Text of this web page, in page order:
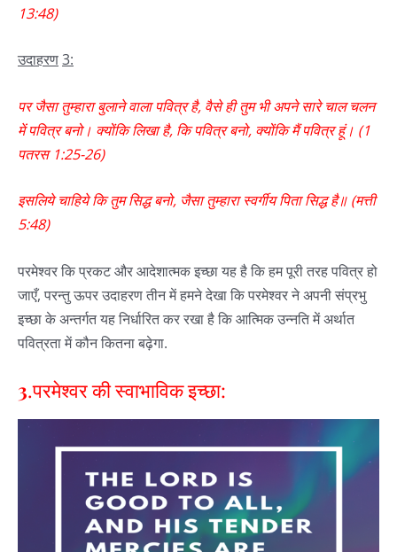
13:48)
उदाहरण3:
पर जैसा तुम्हारा बुलाने वाला पवित्र है, वैसे ही तुम भी अपने सारे चाल चलन
में पवित्र बनो। क्योंकि लिखा है, कि पवित्र बनो, क्योंकि मैं पवित्र हूं। (1
पतरस 1:25-26)
इसलिये चाहिये कि तुम सिद्ध बनो, जैसा तुम्हारा स्वर्गीय पिता सिद्ध है॥ (मत्ती
5:48)
परमेश्वर कि प्रकट और आदेशात्मक इच्छा यह है कि हम पूरी तरह पवित्र हो
जाएँ, परन्तु ऊपर उदाहरण तीन में हमने देखा कि परमेश्वर ने अपनी संप्रभु
इच्छा के अन्तर्गत यह निर्धारित कर रखा है कि आत्मिक उन्नति में अर्थात
पवित्रता में कौन कितना बढ़ेगा.
3.परमेश्वर की स्वाभाविक इच्छा: